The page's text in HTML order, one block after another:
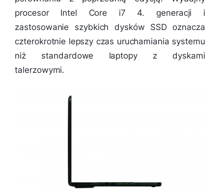
procesor Intel Core i7 4. generacji i
zastosowanie szybkich dysków SSD oznacza
czterokrotnie lepszy czas uruchamiania systemu
niż standardowe laptopy z dyskami
talerzowymi.